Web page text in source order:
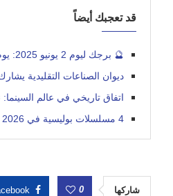
قد تعجبك أيضاً
🔮 برجك ليوم 2 يونيو 2025: يوم حاسم للهوائيين وحذر للمائيين
ديوان الصناعات التقليدية
اتفاق تاريخي في عالم السينما:
4 مسلسلات بوليسية في 2026 حصدت تقييمات مرتفعة وتستحق المشاهدة
شاركها 0